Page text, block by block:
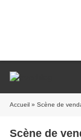
Accueil » Scène de
Scène de